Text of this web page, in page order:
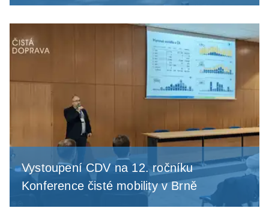
Vystoupení CDV na 12. ročníku
Konference čisté mobility v Brně